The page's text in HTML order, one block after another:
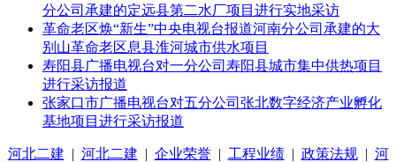
分公司承建的定远县第二水厂项目进行实地采访
革命老区焕“新生”中央电视台报道河南分公司承建的大
别山革命老区息县淮河城市供水项目
寿阳县广播电视台对一分公司寿阳县城市集中供热项目
进行采访报道
张家口市广播电视台对五分公司张北数字经济产业孵化
基地项目进行采访报道
河北二建 | 河北二建 | 企业荣誉| 工程业绩| 政策法规| 河